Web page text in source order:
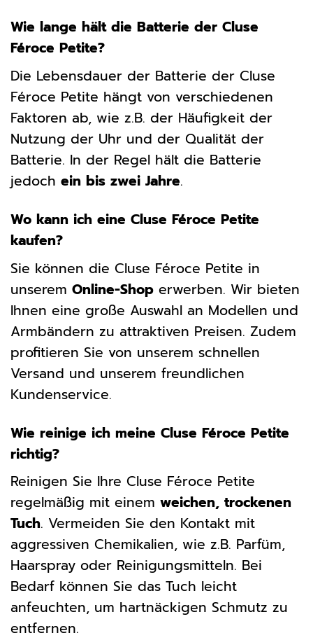
Wie lange hält die Batterie der Cluse
Féroce Petite?
Die Lebensdauer der Batterie der Cluse
Féroce Petite hängt von verschiedenen
Faktoren ab, wie z.B. der Häufigkeit der
Nutzung der Uhr und der Qualität der
Batterie. In der Regel hält die Batterie
jedoch ein bis zwei Jahre.
Wo kann ich eine Cluse Féroce Petite
kaufen?
Sie können die Cluse Féroce Petite in
unserem Online-Shop erwerben. Wir bieten
Ihnen eine große Auswahl an Modellen und
Armbändern zu attraktiven Preisen. Zudem
profitieren Sie von unserem schnellen
Versand und unserem freundlichen
Kundenservice.
Wie reinige ich meine Cluse Féroce Petite
richtig?
Reinigen Sie Ihre Cluse Féroce Petite
regelmäßig mit einem weichen, trockenen
Tuch. Vermeiden Sie den Kontakt mit
aggressiven Chemikalien, wie z.B. Parfüm,
Haarspray oder Reinigungsmitteln. Bei
Bedarf können Sie das Tuch leicht
anfeuchten, um hartnäckigen Schmutz zu
entfernen.